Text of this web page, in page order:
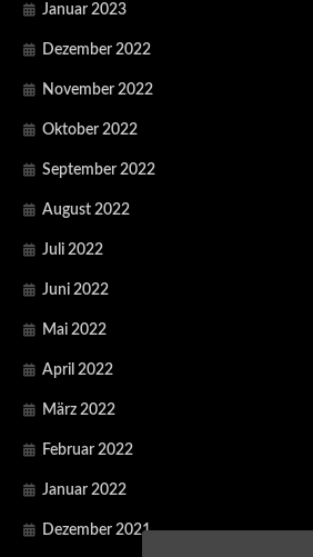
Januar 2023
Dezember 2022
November 2022
Oktober 2022
September 2022
August 2022
Juli 2022
Juni 2022
Mai 2022
April 2022
März 2022
Februar 2022
Januar 2022
Dezember 2021